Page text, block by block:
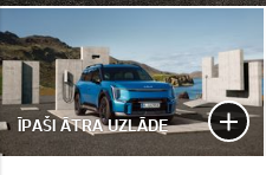
ĪPAŠI ĀTRA UZLĀDE